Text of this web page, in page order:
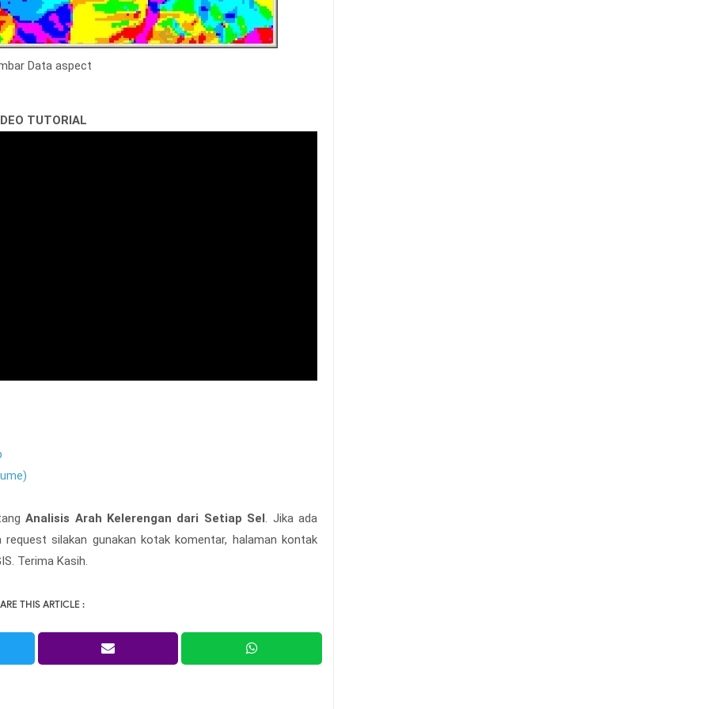
Data aspect
TUTORIAL
Analisis Arah Kelerengan dari Setiap Sel. Jika ada
silakan gunakan kotak komentar, halaman kontak
Terima Kasih.
THIS ARTICLE :